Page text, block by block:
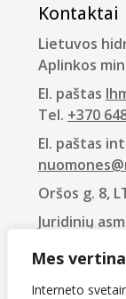
Mes
Interneto
Kontaktai
Lietuvos
Aplinkos
El. paštas
Tel. +370
El. paštas
Oršos g. 8,
Juridinių
PVM
LT907432416